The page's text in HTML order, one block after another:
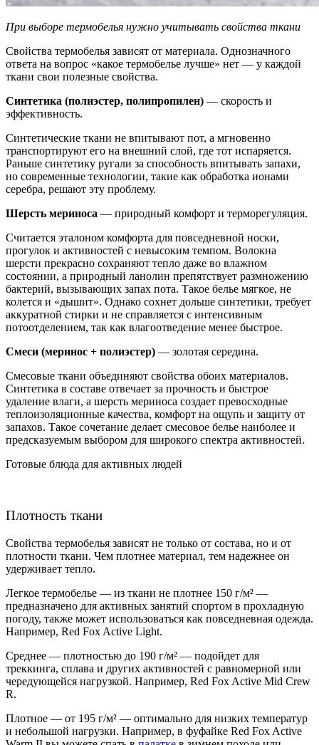
При выборе термобелья нужно учитывать свойства ткани
Свойства термобелья зависят от материала. Однозначного
ответа на вопрос «какое термобелье лучше» нет — у каждой
ткани свои полезные свойства.
Синтетика (полиэстер, полипропилен) — скорость и
эффективность.
Синтетические ткани не впитывают пот, а мгновенно
транспортируют его на внешний слой, где тот испаряется.
Раньше синтетику ругали за способность впитывать запахи,
но современные технологии, такие как обработка ионами
серебра, решают эту проблему.
Шерсть мериноса — природный комфорт и терморегуляция.
Считается эталоном комфорта для повседневной носки,
прогулок и активностей с невысоким темпом. Волокна
шерсти прекрасно сохраняют тепло даже во влажном
состоянии, а природный ланолин препятствует размножению
бактерий, вызывающих запах пота. Такое белье мягкое, не
колется и «дышит». Однако сохнет дольше синтетики, требует
аккуратной стирки и не справляется с интенсивным
потоотделением, так как влагоотведение менее быстрое.
Смеси (меринос + полиэстер) — золотая середина.
Смесовые ткани объединяют свойства обоих материалов.
Синтетика в составе отвечает за прочность и быстрое
удаление влаги, а шерсть мериноса создает превосходные
теплоизоляционные качества, комфорт на ощупь и защиту от
запахов. Такое сочетание делает смесовое белье наиболее и
предсказуемым выбором для широкого спектра активностей.
Готовые блюда для активных людей
Плотность ткани
Свойства термобелья зависят не только от состава, но и от
плотности ткани. Чем плотнее материал, тем надежнее он
удерживает тепло.
Легкое термобелье — из ткани не плотнее 150 г/м² —
предназначено для активных занятий спортом в прохладную
погоду, также может использоваться как повседневная одежда.
Например, Red Fox Active Light.
Среднее — плотностью до 190 г/м² — подойдет для
треккинга, сплава и других активностей с равномерной или
чередующейся нагрузкой. Например, Red Fox Active Mid Crew
R.
Плотное — от 195 г/м² — оптимально для низких температур
и небольшой нагрузки. Например, в фуфайке Red Fox Active